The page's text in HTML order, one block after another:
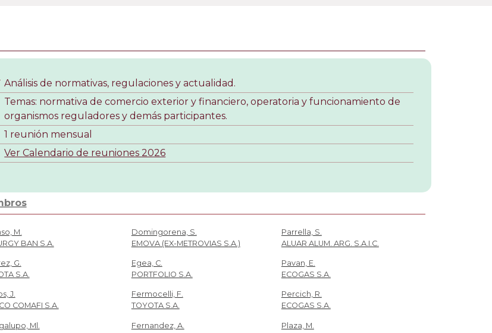
Análisis de normativas, regulaciones y actualidad.
Temas: normativa de comercio exterior y financiero, operatoria y funcionamiento de
organismos reguladores y demás participantes.
1 reunión mensual
Ver Calendario de reuniones 2026
M.
BAN S.A.
G.
S.A.
J.
COMAFI S.A.
Ml.
Domingorena, S.
EMOVA (EX-METROVIAS S.A.)
Egea, C.
PORTFOLIO S.A.
Fermocelli, F.
TOYOTA S.A.
Fernandez, A.
Parrella, S.
ALUAR ALUM. ARG. S.A.I.C.
Pavan, E.
ECOGAS S.A.
Percich, R.
ECOGAS S.A.
Plaza, M.